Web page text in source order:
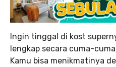
Ingin tinggal di kost
lengkap secara cuma-
Kamu bisa menikmatinya